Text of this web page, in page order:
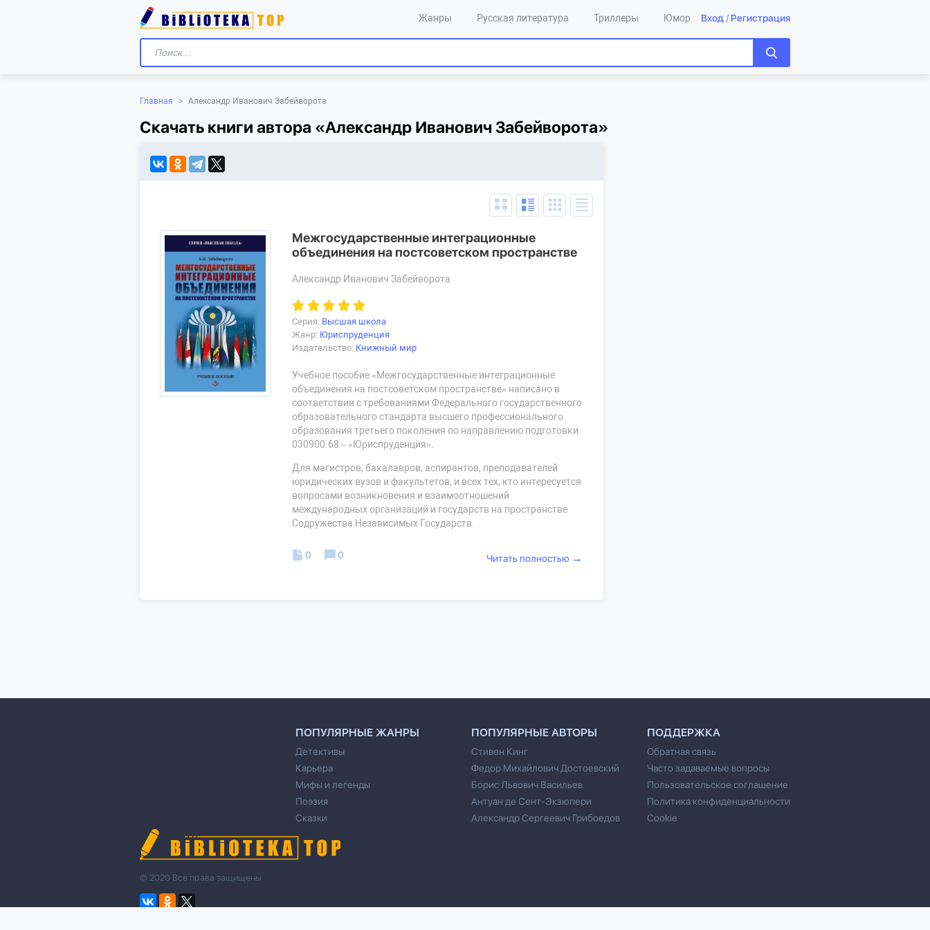
Жанры Русская литература Триллеры Юмор Вход / Регистрация
Главная > Александр Иванович Забейворота
Скачать книги автора «Александр Иванович Забейворота»
Межгосударственные интеграционные
объединения на постсоветском пространстве
Александр Иванович Забейворота
Серия: Высшая школа
Жанр: Юриспруденция
Издательство: Книжный мир
Учебное пособие «Межгосударственные интеграционные
объединения на постсоветском пространстве» написано в
соответствии с требованиями Федерального государственного
образовательного стандарта высшего профессионального
образования третьего поколения по направлению подготовки
030900.68 – «Юриспруденция».
Для магистров, бакалавров, аспирантов, преподавателей
юридических вузов и факультетов, и всех тех, кто интересуется
вопросами возникновения и взаимоотношений
международных организаций и государств на пространстве
Содружества Независимых Государств.
0 0 Читать полностью →
ПОПУЛЯРНЫЕ ЖАНРЫ
Детективы
Карьера
Мифы и легенды
Поэзия
Сказки
ПОПУЛЯРНЫЕ АВТОРЫ
Стивен Кинг
Федор Михайлович Достоевский
Борис Львович Васильев
Антуан де Сент-Экзюпери
Александр Сергеевич Грибоедов
ПОДДЕРЖКА
Обратная связь
Часто задаваемые вопросы
Пользовательское соглашение
Политика конфиденциальности
Cookie
© 2020 Все права защищены